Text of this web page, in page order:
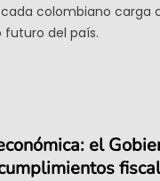
cada colombiano
del país.
el